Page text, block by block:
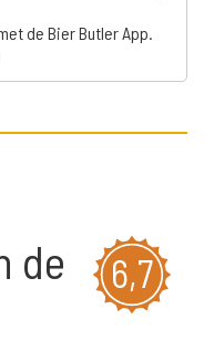
de Bier Butler App.
6,7
de